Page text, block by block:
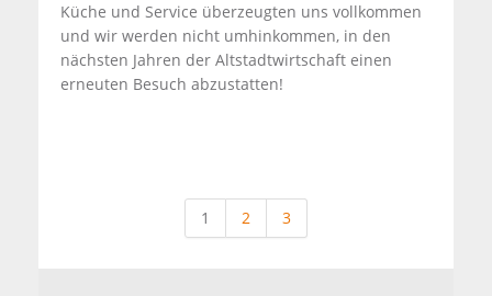
Küche und Service überzeugten uns vollkommen
und wir werden nicht umhinkommen, in den
nächsten Jahren der Altstadtwirtschaft einen
erneuten Besuch abzustatten!
1 2 3